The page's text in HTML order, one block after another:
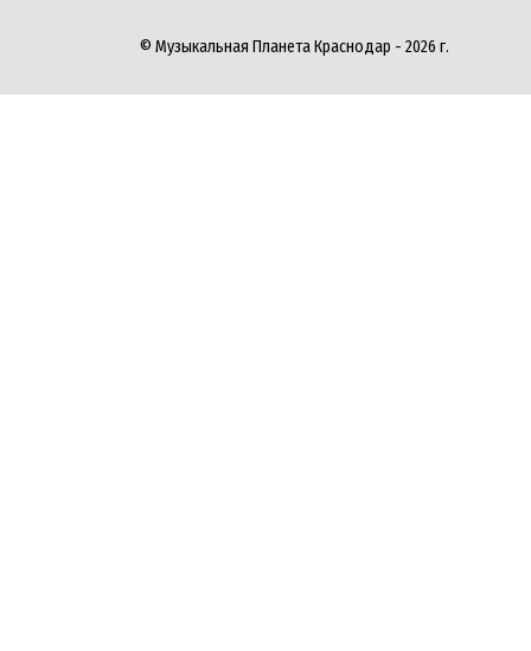
© Музыкальная Планета Краснодар - 2026 г.